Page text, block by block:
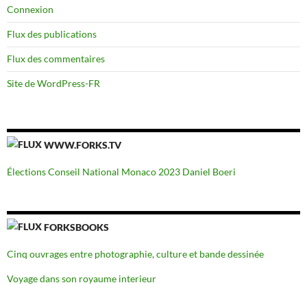
Connexion
Flux des publications
Flux des commentaires
Site de WordPress-FR
WWW.FORKS.TV
Élections Conseil National Monaco 2023 Daniel Boeri
FORKSBOOKS
Cinq ouvrages entre photographie, culture et bande dessinée
Voyage dans son royaume interieur